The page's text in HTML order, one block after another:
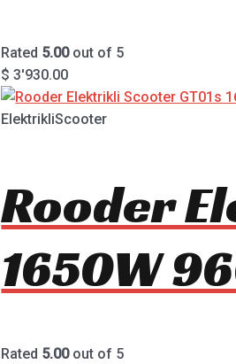
Rated 5.00out of 5
$ 3'930.00
ElektrikliScooter
Rooder
1650W
Rated 5.00out of 5